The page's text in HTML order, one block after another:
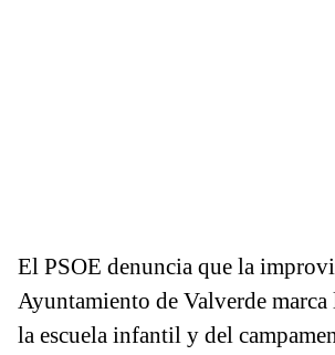
El PSOE denuncia que la
Ayuntamiento de Valverde marca
la escuela infantil y del